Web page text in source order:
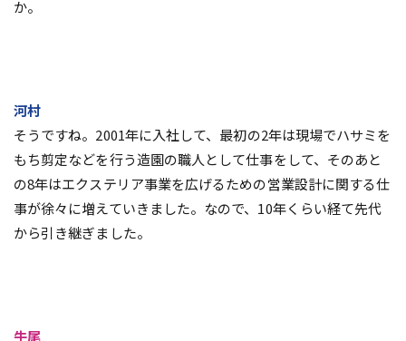
か。
河村
そうですね。2001年に入社して、最初の2年は現場でハサミを
もち剪定などを行う造園の職人として仕事をして、そのあと
の8年はエクステリア事業を広げるための営業設計に関する仕
事が徐々に増えていきました。なので、10年くらい経て先代
から引き継ぎました。
牛尾